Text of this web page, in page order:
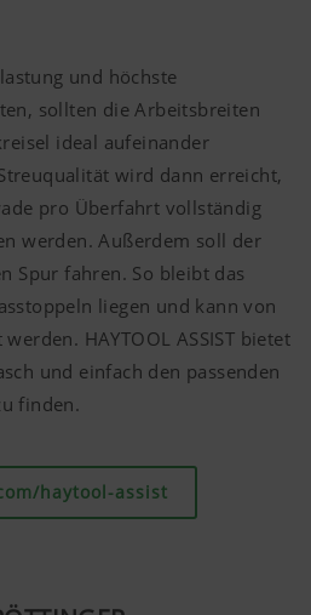
und höchste
sollten die Arbeitsbreiten
ideal aufeinander
wird dann erreicht,
pro Überfahrt vollständig
werden. Außerdem soll der
Spur fahren. So bleibt das
liegen und kann von
HAYTOOL ASSIST bietet
und einfach den passenden
finden.
haytool-assist